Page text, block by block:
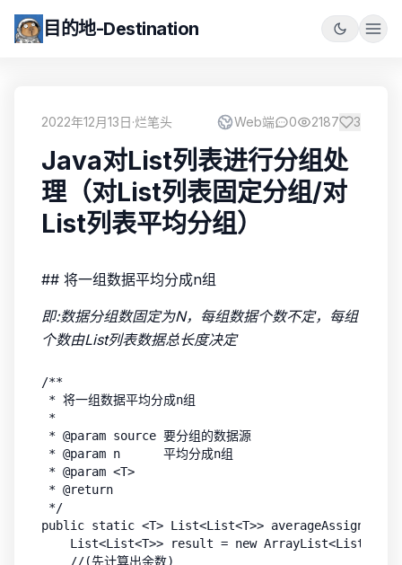
目的地-Destination
2022年12月13日·烂笔头 Web端 0 2187 3
Java对List列表进行分组处
理（对List列表固定分组/对
List列表平均分组）
## 将一组数据平均分成n组
即:数据分组数固定为N，每组数据个数不定，每组
个数由List列表数据总长度决定
/**
* 将一组数据平均分成n组
*
* @param source 要分组的数据源
* @param n      平均分成n组
* @param <T>
* @return
*/
public static <T> List<List<T>>
List<List<T>> result = new
    //(先计算出余数)